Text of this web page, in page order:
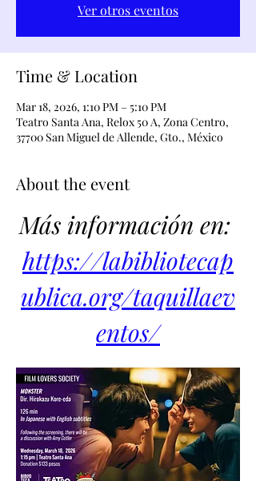
Ver otros eventos
Time & Location
Mar 18, 2026, 1:10 PM – 5:10 PM
Teatro Santa Ana, Relox 50 A, Zona Centro,
37700 San Miguel de Allende, Gto., México
About the event
Más información en:
https://labibliotecap
ublica.org/taquillaev
entos/